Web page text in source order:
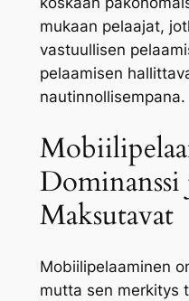
mukaan pelaajat,
vastuullisen
pelaamisen
nautinnollisempana.
Maksutavat
Mobiilipelaaminen
mutta sen merkitys